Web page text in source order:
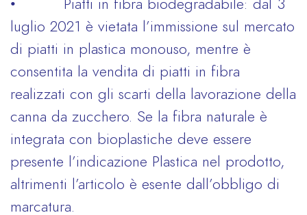
• Piatti in fibra biodegradabile: dal 3
luglio 2021 è vietata l’immissione sul mercato
di piatti in plastica monouso, mentre è
consentita la vendita di piatti in fibra
realizzati con gli scarti della lavorazione della
canna da zucchero. Se la fibra naturale è
integrata con bioplastiche deve essere
presente l’indicazione Plastica nel prodotto,
altrimenti l’articolo è esente dall’obbligo di
marcatura.